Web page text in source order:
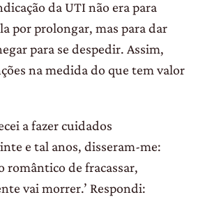
da UTI não era para
por prolongar, mas para dar
para se despedir. Assim,
na medida do que tem valor
a fazer cuidados
e tal anos, disseram-me:
romântico de fracassar,
vai morrer.’ Respondi: